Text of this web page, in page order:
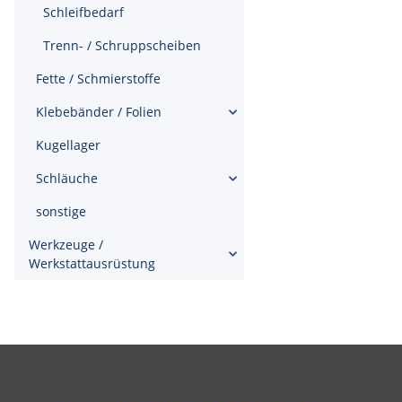
Schleifbedarf
Trenn- / Schruppscheiben
Fette / Schmierstoffe
Klebebänder / Folien
Kugellager
Schläuche
sonstige
Werkzeuge /
Werkstattausrüstung